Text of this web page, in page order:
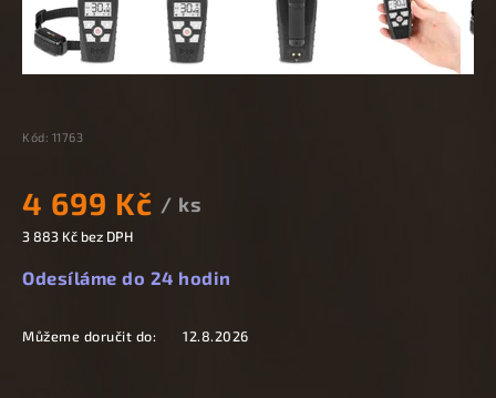
Kód: 11763
4 699 Kč / ks
3 883 Kč bez DPH
Odesíláme do 24 hodin
Můžeme doručit do: 12.8.2026